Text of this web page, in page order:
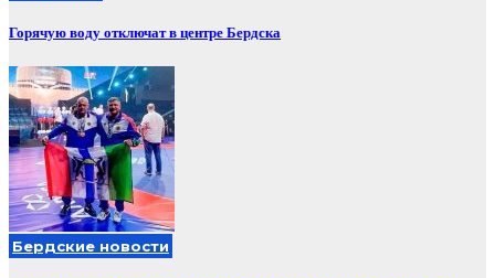
Горячую воду отключат в центре Бердска
Бердские новости